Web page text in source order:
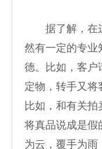
据了解，在这
然有一定的专业
德。比如，客户
定物，转手又将
比如，和有关拍
将真品说成是假
为云，覆手为雨